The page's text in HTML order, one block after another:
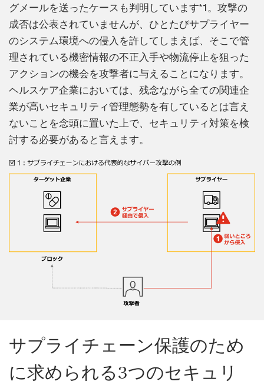
グメールを送ったケースも判明しています*1。攻撃の
成否は公表されていませんが、ひとたびサプライヤー
のシステム環境への侵入を許してしまえば、そこで管
理されている機密情報の不正入手や物流停止を狙った
アクションの機会を攻撃者に与えることになります。
ヘルスケア企業においては、残念ながら全ての関連企
業が高いセキュリティ管理態勢を有しているとは言え
ないことを念頭に置いた上で、セキュリティ対策を検
討する必要があると言えます。
サプライチェーン保護のため
に求められる3つのセキュリ